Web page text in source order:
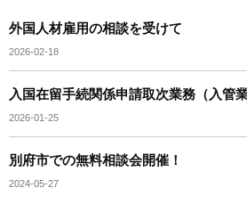
外国人材雇用の相談を受けて
2026-02-18
入国在留手続関係申請取次業務（入管
2026-01-25
別府市での無料相談会開催！
2024-05-27